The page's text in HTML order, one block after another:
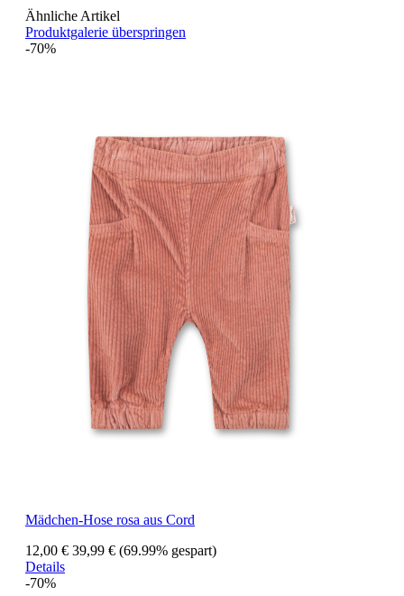
Ähnliche Artikel
Produktgalerie überspringen
-70%
Mädchen-Hose rosa aus Cord
12,00 € 39,99 € (69.99% gespart)
Details
-70%